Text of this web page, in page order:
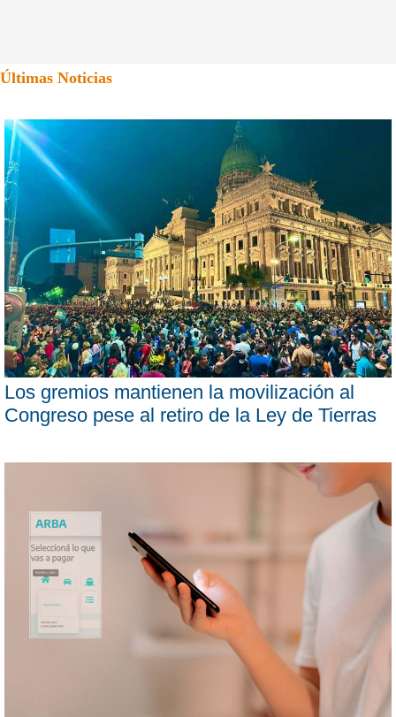
Últimas Noticias
Los gremios mantienen la movilización al
Congreso pese al retiro de la Ley de Tierras